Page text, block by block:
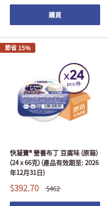
購買
節省 15%
快凝寶® 營養布丁 豆腐味 (原箱)
(24 x 66克) (產品有效期至: 2026
年12月31日)
$392.70 $462